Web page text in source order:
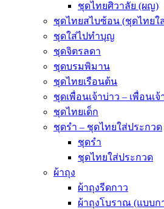
ชุดไทยศิวาลัย (ผญ)
ชุดไทยสไบซ้อน (ชุดไทยใ
ชุดใส่ไปทำบุญ
ชุดจิตรลดา
ชุดบรมพิมาน
ชุดไทยเรือนต้น
ชุดเพื่อนเจ้าบ่าว – เพื่อนเจ้
ชุดไทยเด็ก
ชุดรำ – ชุดไทยใส่ประกวด
ชุดรำ
ชุดไทยใส่ประกวด
ผ้าถุง
ผ้าถุงรีดกาว
ผ้าถุงโบราณ (แบบก